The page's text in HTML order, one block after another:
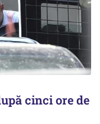
cinci ore de